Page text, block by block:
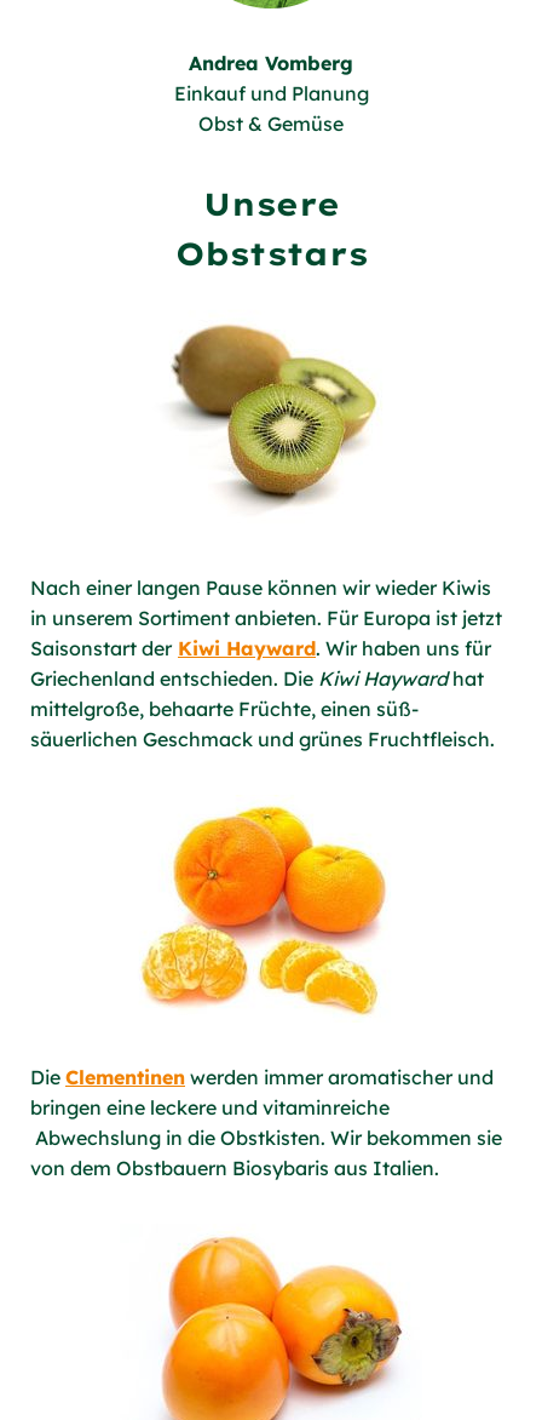
Andrea Vomberg
Einkauf und Planung
Obst & Gemüse
Unsere
Obststars
Nach einer langen Pause können wir wieder Kiwis
in unserem Sortiment anbieten. Für Europa ist jetzt
Saisonstart der Kiwi Hayward. Wir haben uns für
Griechenland entschieden. Die Kiwi Haywardhat
mittelgroße, behaarte Früchte, einen süß-
säuerlichen Geschmack und grünes Fruchtfleisch.
Die Clementinen werden immer aromatischer und
bringen eine leckere und vitaminreiche
Abwechslung in die Obstkisten. Wir bekommen sie
von dem Obstbauern Biosybaris aus Italien.